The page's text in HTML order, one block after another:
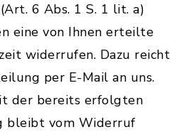
6 Abs. 1 S. 1 lit. a)
eine von Ihnen erteilte
widerrufen. Dazu reicht
per E-Mail an uns.
der bereits erfolgten
bleibt vom Widerruf